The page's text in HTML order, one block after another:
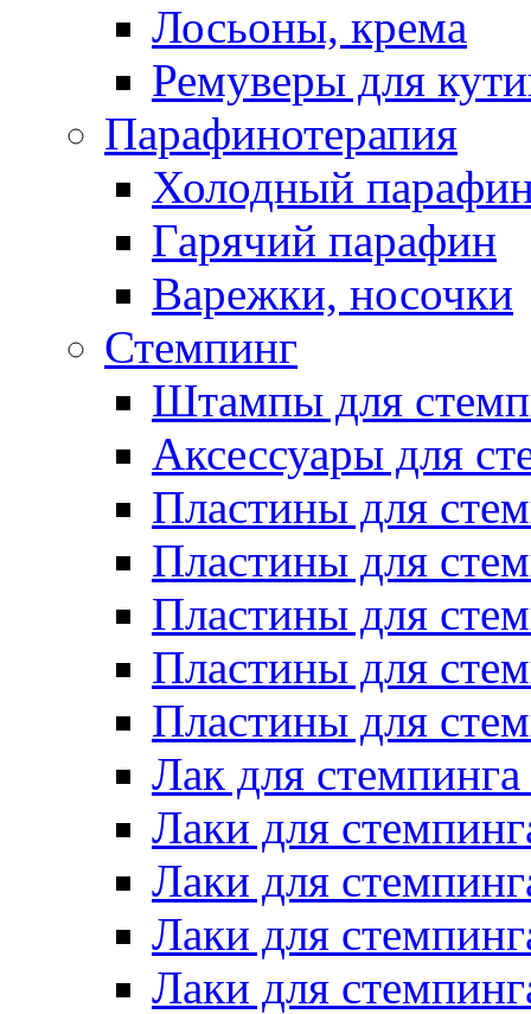
Лосьоны, крема
Ремуверы для
Парафинотерапия
Холодный
Гарячий парафин
Варежки, носочки
Стемпинг
Штампы для
Аксессуары для
Пластины для
Пластины для
Пластины для
Пластины для
Пластины для
Лак для
Лаки для
Лаки для
Лаки для
Лаки для